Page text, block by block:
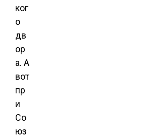
ког
о
дв
ор
а. А
вот
пр
и
Со
юз